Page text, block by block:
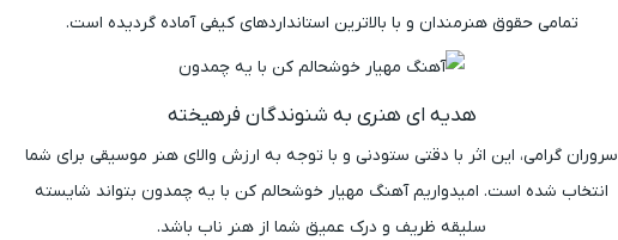
تمامی حقوق هنرمندان و با بالاترین استانداردهای کیفی آماده گردیده است.
هدیه ‌ای هنری به شنوندگان فرهیخته
سروران گرامی، این اثر با دقتی ستودنی و با توجه به ارزش والای هنر موسیقی برای شما
انتخاب شده است. امیدواریم آهنگ مهیار خوشحالم کن با یه چمدون بتواند شایسته
سلیقه ظریف و درک عمیق شما از هنر ناب باشد.